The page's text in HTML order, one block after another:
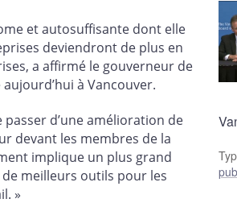
et autosuffisante dont elle
deviendront de plus en
a affirmé le gouverneur de
à Vancouver.
d’une amélioration de
devant les membres de la
implique un plus grand
meilleurs outils pour les
»